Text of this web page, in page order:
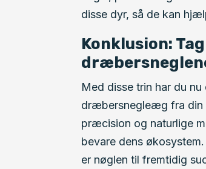
disse dyr, så de kan
Konklusion:
Med disse trin har du
dræbersnegleæg fra din
præcision og naturlige
bevare dens
er nøglen til fremtidig